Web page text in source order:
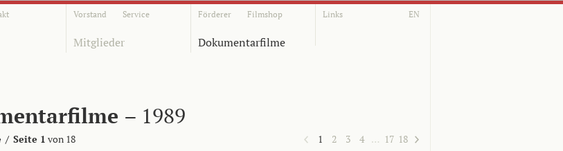
Vorstand Service Förderer Filmshop Links EN
Mitglieder Dokumentarfilme
– 1989
/ Seite 1 von 18 1 2 3 4 … 17 18